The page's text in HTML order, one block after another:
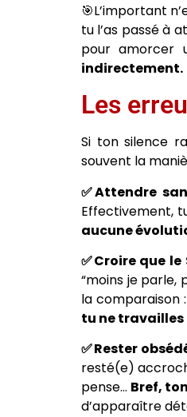
🎯L’important
tu l’as passé à
pour amorcer
indirectement.
Les
Si ton silence
souvent la
✅Attendre
Effectivement,
aucune
✅Croire que
“moins je parle,
la comparaison
tu ne travailles
✅Rester
resté(e)
pense… Bref,
d’apparaître